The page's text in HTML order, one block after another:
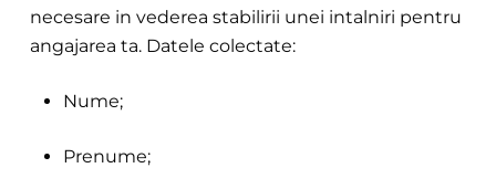
necesare in vederea stabilirii unei intalniri pentru
angajarea ta. Datele colectate:
Nume;
Prenume;